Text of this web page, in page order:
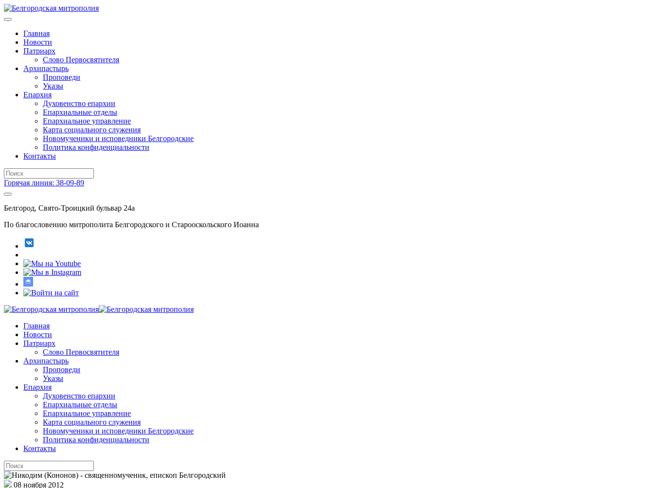
Главная
Новости
Патриарх
Слово Первосвятителя
Архипастырь
Проповеди
Указы
Епархия
Духовенство епархии
Епархиальные отделы
Епархиальное управление
Карта социального служения
Новомученики и исповедники Белгородские
Политика конфиденциальности
Контакты
Горячая линия: 38-09-89
Белгород, Свято-Троицкий бульвар 24а
По благословению митрополита Белгородского и Старооскольского Иоанна
Главная
Новости
Патриарх
Слово Первосвятителя
Архипастырь
Проповеди
Указы
Епархия
Духовенство епархии
Епархиальные отделы
Епархиальное управление
Карта социального служения
Новомученики и исповедники Белгородские
Политика конфиденциальности
Контакты
08 ноября 2012